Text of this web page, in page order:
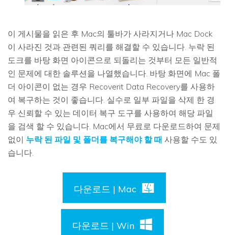
이 게시물을 읽은 후 Mac의 툴바가 사라지거나 Mac Dock
이 사라진 것과 관련된 쿼리를 해결할 수 있습니다. 누락 된
도크를 바탕 화면 아이콘으로 되돌리는 것부터 모든 일반적
인 문제에 대한 솔루션을 나열했습니다. 바탕 화면에 Mac 폴
더 아이콘이 없는 경우 Recoverit Data Recovery를 사용하
여 복구하는 것이 좋습니다. 실수로 일부 파일을 삭제 한 경
우 신뢰할 수 있는 데이터 복구 도구를 사용하여 해당 파일
을 검색 할 수 있습니다. Mac에서 무료로 다운로드하여 문제
없이 누락 된 파일 및 폴더를 복구해야 할 때 사용할 수도 있
습니다.
다운로드 | Mac
다운로드 | Win